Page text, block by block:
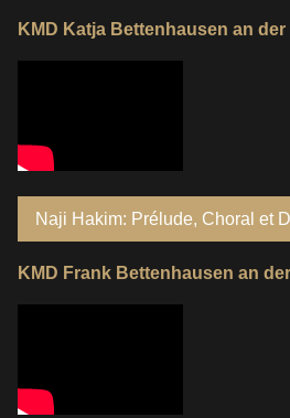
KMD Katja Bettenhausen an
Naji Hakim: Prélude, Choral et
KMD Frank Bettenhausen an